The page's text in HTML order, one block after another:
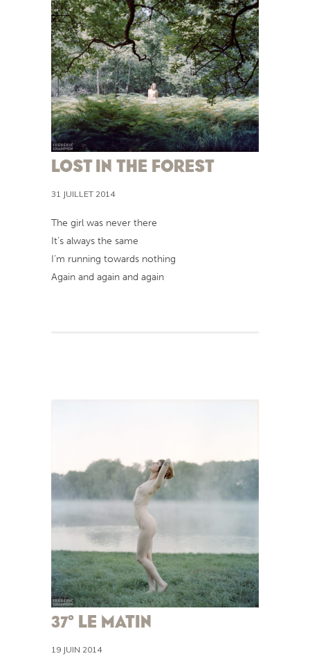
LOST IN THE FOREST
31 JUILLET 2014
The girl was never there
It’s always the same
I’m running towards nothing
Again and again and again
37° LE MATIN
19 JUIN 2014